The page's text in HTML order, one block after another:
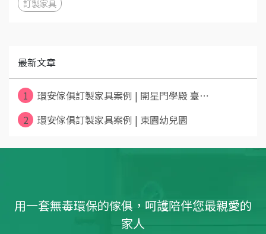
訂製家具
最新文章
1
環安傢俱訂製家具案例 | 開星門學殿 臺⋯
2
環安傢俱訂製家具案例 | 東園幼兒園
用一套無毒環保的傢俱，呵護陪伴您最親愛的
家人